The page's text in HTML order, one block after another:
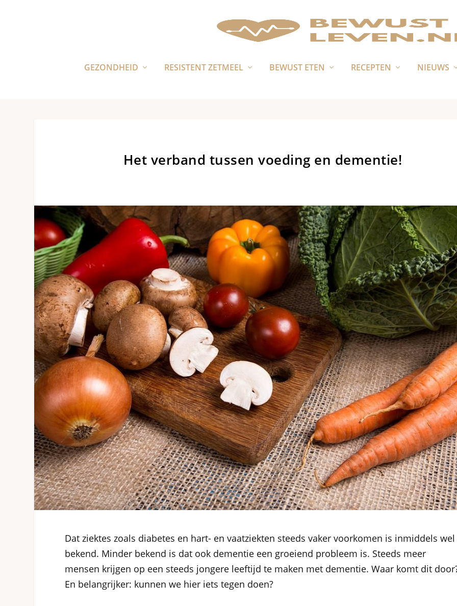
GEZONDHEID RESISTENT ZETMEEL BEWUST ETEN RECEPTEN NIEUWS
Het verband tussen voeding en dementie!
Dat ziektes zoals diabetes en hart- en vaatziekten steeds vaker voorkomen is inmiddels wel
bekend. Minder bekend is dat ook dementie een groeiend probleem is. Steeds meer
mensen krijgen op een steeds jongere leeftijd te maken met dementie. Waar komt dit
En belangrijker: kunnen we hier iets tegen doen?